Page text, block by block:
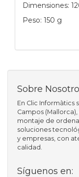
Dimensiones:
Peso: 150 g
Sobre
En Clic Informàtics
Campos
montaje de
soluciones
y empresas, con
calidad.
Síguenos en: